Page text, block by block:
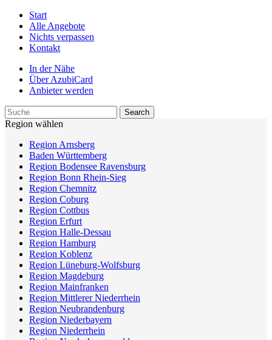
Start
Alle Angebote
Nichts verpassen
Kontakt
In der Nähe
Über AzubiCard
Anbieter werden
Region wählen
Region Arnsberg
Baden Württemberg
Region Bodensee Ravensburg
Region Bonn Rhein-Sieg
Region Chemnitz
Region Coburg
Region Cottbus
Region Erfurt
Region Halle-Dessau
Region Hamburg
Region Koblenz
Region Lüneburg-Wolfsburg
Region Magdeburg
Region Mainfranken
Region Mittlerer Niederrhein
Region Neubrandenburg
Region Niederbayern
Region Niederrhein